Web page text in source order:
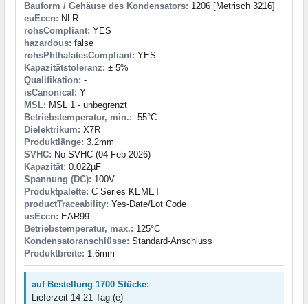
Bauform / Gehäuse des Kondensators: 1206 [Metrisch 3216]
euEccn: NLR
rohsCompliant: YES
hazardous: false
rohsPhthalatesCompliant: YES
Kapazitätstoleranz: ± 5%
Qualifikation: -
isCanonical: Y
MSL: MSL 1 - unbegrenzt
Betriebstemperatur, min.: -55°C
Dielektrikum: X7R
Produktlänge: 3.2mm
SVHC: No SVHC (04-Feb-2026)
Kapazität: 0.022µF
Spannung (DC): 100V
Produktpalette: C Series KEMET
productTraceability: Yes-Date/Lot Code
usEccn: EAR99
Betriebstemperatur, max.: 125°C
Kondensatoranschlüsse: Standard-Anschluss
Produktbreite: 1.6mm
auf Bestellung 1700 Stücke:
Lieferzeit 14-21 Tag (e)